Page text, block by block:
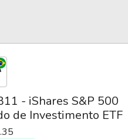
- iShares S&P 500
de Investimento ETF